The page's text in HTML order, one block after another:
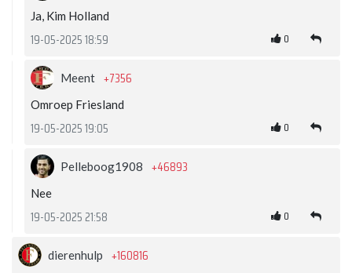
Ja, Kim Holland
19-05-2025 18:59 0
Meent +7356
Omroep Friesland
19-05-2025 19:05 0
Pelleboog1908 +46893
Nee
19-05-2025 21:58 0
dierenhulp +160816